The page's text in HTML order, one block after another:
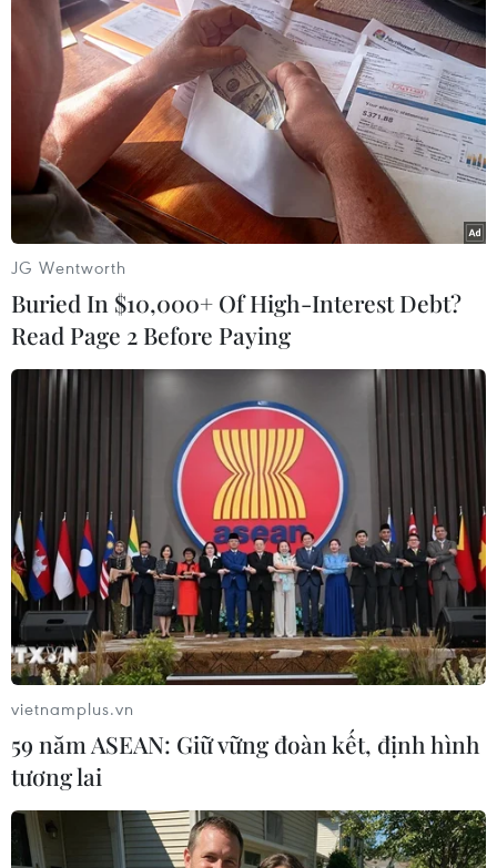
TIN LIÊN QUAN
Thủ tướng mới của Anh phải có niềm tin
mãnh liệt vào Brexit
Cựu lãnh đạo đảng Bảo thủ Iain Duncan cho rằng Thủ
tướng mới của nước Anh phải là người có niềm tin chắc
chắn vào tiến trình đàm phán Anh rời Liên minh châu
Âu (EU), hay còn gọi là Brexit.
JG Wentworth
Buried In $10,000+ Of High-Interest Debt?
Read Page 2 Before Paying
vietnamplus.vn
59 năm ASEAN: Giữ vững đoàn kết, định hình
tương lai